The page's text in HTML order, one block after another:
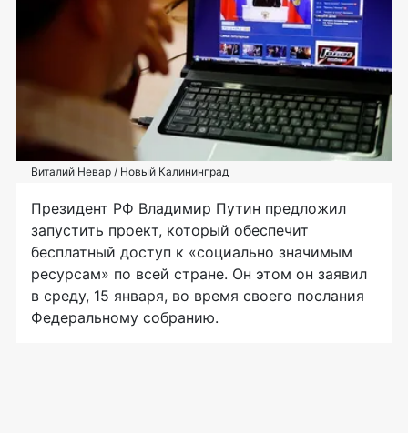
Виталий Невар / Новый Калининград
Президент РФ Владимир Путин предложил
запустить проект, который обеспечит
бесплатный доступ к «социально значимым
ресурсам» по всей стране. Он этом он заявил
в среду, 15 января, во время своего послания
Федеральному собранию.